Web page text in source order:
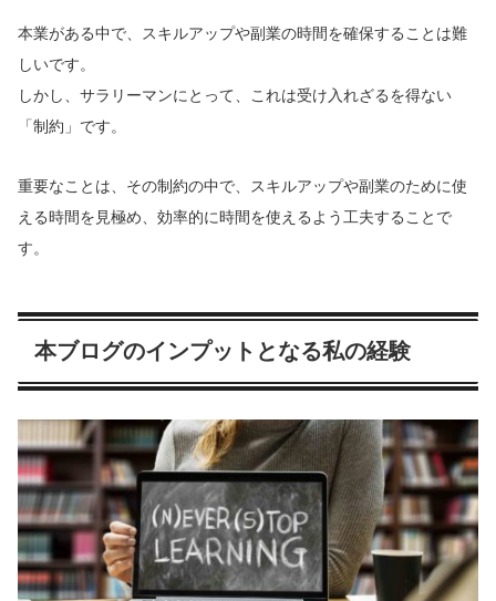
本業がある中で、スキルアップや副業の時間を確保することは難
しいです。
しかし、サラリーマンにとって、これは受け入れざるを得ない
「制約」です。
重要なことは、その制約の中で、スキルアップや副業のために使
える時間を見極め、効率的に時間を使えるよう工夫することで
す。
本ブログのインプットとなる私の経験